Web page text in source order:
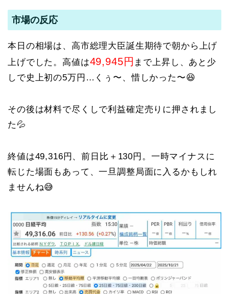
市場の反応
本日の相場は、高市総理大臣誕生期待で朝から上げ
上げでした。高値は49,945円 まで上昇し、あと少
しで史上初の5万円…くぅ〜、惜しかった〜😆
その後は材料で尽くしで利益確定売りに押されまし
た💦
終値は49,316円、前日比＋130円。一時マイナスに
転じた場面もあって、一旦調整局面に入るかもしれ
ませんね😅